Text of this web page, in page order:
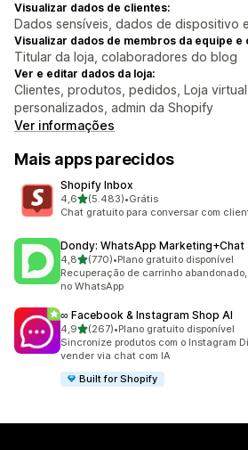
Visualizar dados de clientes:
Dados sensíveis, dados de dispositivo
Visualizar dados de membros da equipe
Titular da loja, colaboradores do blog
Ver e editar dados da loja:
Clientes, produtos, pedidos, Loja
personalizados, admin da Shopify
Ver informações
Mais apps parecidos
Shopify Inbox
4,6de 5 estrelas
(5.483)
5483 avaliações ao todo
•Grátis
Chat gratuito para conversar com
Dondy: WhatsApp Marketing+Chat
4,8de 5 estrelas
(770)
770 avaliações ao todo
•Plano gratuito disponível
Recuperação de carrinho
no WhatsApp
∞ Facebook & Instagram Shop AI
4,9de 5 estrelas
(267)
267 avaliações ao todo
•Plano gratuito disponível
Sincronize produtos com o Instagram
vender via chat com IA
Built for Shopify